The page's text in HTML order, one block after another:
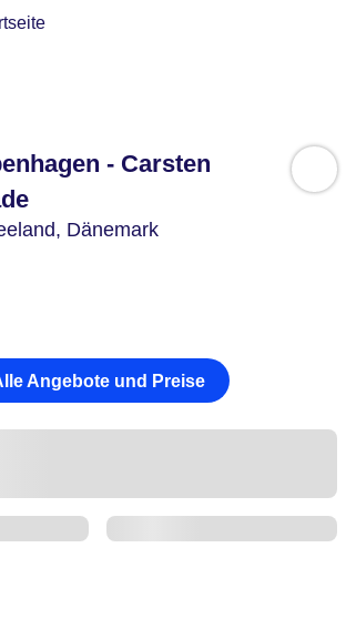
- Carsten
Dänemark
Angebote und Preise